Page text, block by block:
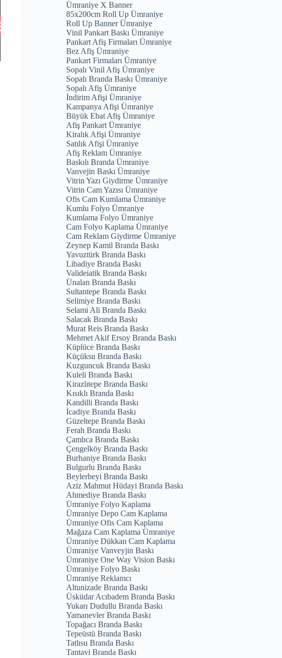
Ümraniye X Banner
85x200cm Roll Up Ümraniye
Roll Up Banner Ümraniye
Vinil Pankart Baskı Ümraniye
Pankart Afiş Firmaları Ümraniye
Bez Afiş Ümraniye
Pankart Firmaları Ümraniye
Sopalı Vinil Afiş Ümraniye
Sopalı Branda Baskı Ümraniye
Sopalı Afiş Ümraniye
İndirim Afişi Ümraniye
Kampanya Afişi Ümraniye
Büyük Ebat Afiş Ümraniye
Afiş Pankart Ümraniye
Kiralık Afişi Ümraniye
Satılık Afişi Ümraniye
Afiş Reklam Ümraniye
Baskılı Branda Ümraniye
Vanvejin Baskı Ümraniye
Vitrin Yazı Giydirme Ümraniye
Vitrin Cam Yazısı Ümraniye
Ofis Cam Kumlama Ümraniye
Kumlu Folyo Ümraniye
Kumlama Folyo Ümraniye
Cam Folyo Kaplama Ümraniye
Cam Reklam Giydirme Ümraniye
Zeynep Kamil Branda Baskı
Yavuztürk Branda Baskı
Libadiye Branda Baskı
Valideiatik Branda Baskı
Ünalan Branda Baskı
Sultantepe Branda Baskı
Selimiye Branda Baskı
Selami Ali Branda Baskı
Salacak Branda Baskı
Murat Reis Branda Baskı
Mehmet Akif Ersoy Branda Baskı
Küplüce Branda Baskı
Küçüksu Branda Baskı
Kuzguncuk Branda Baskı
Kuleli Branda Baskı
Kirazlıtepe Branda Baskı
Kısıklı Branda Baskı
Kandilli Branda Baskı
İcadiye Branda Baskı
Güzeltepe Branda Baskı
Ferah Branda Baskı
Çamlıca Branda Baskı
Çengelköy Branda Baskı
Burhaniye Branda Baskı
Bulgurlu Branda Baskı
Beylerbeyi Branda Baskı
Aziz Mahmut Hüdayi Branda Baskı
Ahmediye Branda Baskı
Ümraniye Folyo Kaplama
Ümraniye Depo Cam Kaplama
Ümraniye Ofis Cam Kaplama
Mağaza Cam Kaplama Ümraniye
Ümraniye Dükkan Cam Kaplama
Ümraniye Vanveyjin Baskı
Ümraniye One Way Vision Baskı
Ümraniye Folyo Baskı
Ümraniye Reklamcı
Altunizade Branda Baskı
Üsküdar Acıbadem Branda Baskı
Yukarı Dudullu Branda Baskı
Yamanevler Branda Baskı
Topağacı Branda Baskı
Tepeüstü Branda Baskı
Tatlısu Branda Baskı
Tantavi Branda Baskı